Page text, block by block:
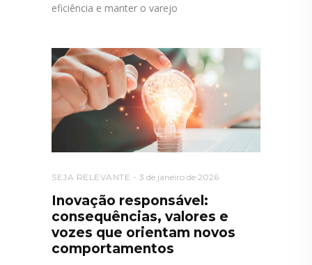
eficiência e manter o varejo
SEJA RELEVANTE 3 de janeiro de 2026
Inovação responsável:
consequências, valores e
vozes que orientam novos
comportamentos